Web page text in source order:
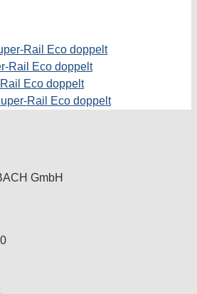
Rail Eco doppelt
Rail Eco doppelt
Eco doppelt
Rail Eco doppelt
GmbH